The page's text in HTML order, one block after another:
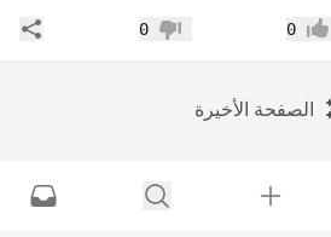
إعجاب0 عدم إعجاب
0
الصفحة الأخيرة